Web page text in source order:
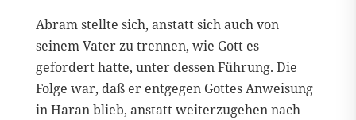
Abram stellte sich, anstatt sich auch von
seinem Vater zu trennen, wie Gott es
gefordert hatte, unter dessen Führung. Die
Folge war, daß er entgegen Gottes Anweisung
in Haran blieb, anstatt weiterzugehen nach